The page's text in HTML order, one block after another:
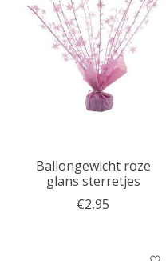
Ballongewicht roze
glans sterretjes
€2,95